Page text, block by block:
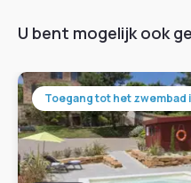
U bent mogelijk ook
Toegang tot het zwembad